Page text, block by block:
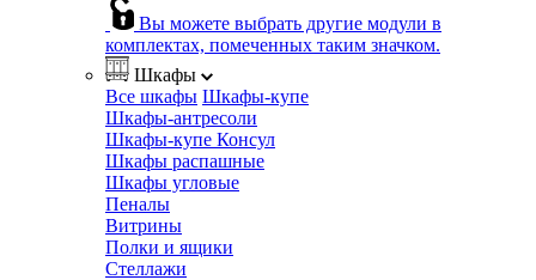
Вы можете выбрать другие модули в
комплектах, помеченных таким значком.
Шкафы
Все шкафы Шкафы-купе
Шкафы-антресоли
Шкафы-купе Консул
Шкафы распашные
Шкафы угловые
Пеналы
Витрины
Полки и ящики
Стеллажи